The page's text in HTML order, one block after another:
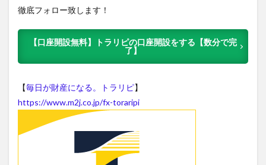
徹底フォロー致します！
【口座開設無料】トラリピの口座開設をする【数分で完
了】
【毎日が財産になる。トラリピ】
https://www.m2j.co.jp/fx-toraripi